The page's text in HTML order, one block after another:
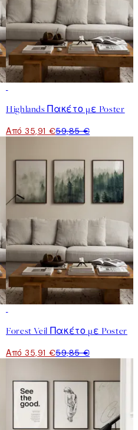
Highlands Πακέτο με Poster
Από 35,91 €59,85 €
Forest Veil Πακέτο με Poster
Από 35,91 €59,85 €